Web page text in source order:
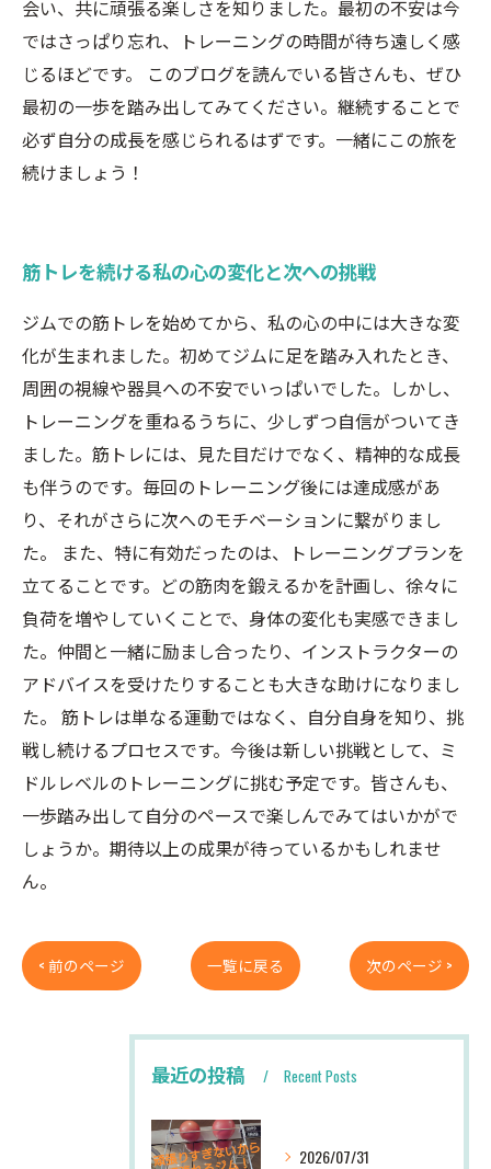
会い、共に頑張る楽しさを知りました。最初の不安は今
ではさっぱり忘れ、トレーニングの時間が待ち遠しく感
じるほどです。 このブログを読んでいる皆さんも、ぜひ
最初の一歩を踏み出してみてください。継続することで
必ず自分の成長を感じられるはずです。一緒にこの旅を
続けましょう！
筋トレを続ける私の心の変化と次への挑戦
ジムでの筋トレを始めてから、私の心の中には大きな変
化が生まれました。初めてジムに足を踏み入れたとき、
周囲の視線や器具への不安でいっぱいでした。しかし、
トレーニングを重ねるうちに、少しずつ自信がついてき
ました。筋トレには、見た目だけでなく、精神的な成長
も伴うのです。毎回のトレーニング後には達成感があ
り、それがさらに次へのモチベーションに繋がりまし
た。 また、特に有効だったのは、トレーニングプランを
立てることです。どの筋肉を鍛えるかを計画し、徐々に
負荷を増やしていくことで、身体の変化も実感できまし
た。仲間と一緒に励まし合ったり、インストラクターの
アドバイスを受けたりすることも大きな助けになりまし
た。 筋トレは単なる運動ではなく、自分自身を知り、挑
戦し続けるプロセスです。今後は新しい挑戦として、ミ
ドルレベルのトレーニングに挑む予定です。皆さんも、
一歩踏み出して自分のペースで楽しんでみてはいかがで
しょうか。期待以上の成果が待っているかもしれませ
ん。
< 前のページ 一覧に戻る 次のページ >
最近の投稿 Recent Posts
2026/07/31